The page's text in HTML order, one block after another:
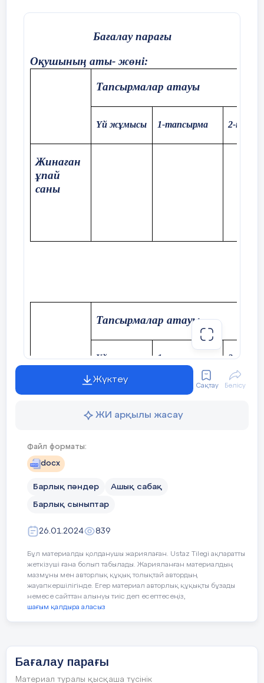
Бағалау парағы
Оқушының аты- жөні:
Тапсырмалар атауы
Үй жұмысы 1-тапсырма 2-
Жинаған
ұпай
саны
Тапсырмалар атауы
Үй жұмысы 1-тапсырма 2-
Жинаған
Тапсырмалар атауы
Үй жұмысы 1-тапсырма 2-
Жүктеу
Сақтау Бөлісу
ЖИ арқылы жасау
Файл форматы:
docx
Барлық пәндер Ашық сабақ
Барлық сыныптар
26.01.2024 839
Бұл материалды қолданушы жариялаған. Ustaz Tilegi ақпаратты
жеткізуші ғана болып табылады. Жарияланған материалдың
мазмұны мен авторлық құқық толықтай автордың
жауапкершілігінде. Егер материал авторлық құқықты бұзады
немесе сайттан алынуы тиіс деп есептесеңіз,
шағым қалдыра аласыз
Бағалау парағы
Материал туралы қысқаша түсінік